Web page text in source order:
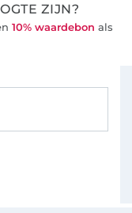
ZIJN?
10% waardebon als